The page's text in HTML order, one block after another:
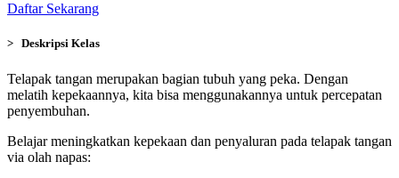
Daftar Sekarang
> Deskripsi Kelas
Telapak tangan merupakan bagian tubuh yang peka. Dengan
melatih kepekaannya, kita bisa menggunakannya untuk percepatan
penyembuhan.
Belajar meningkatkan kepekaan dan penyaluran pada telapak tangan
via olah napas: